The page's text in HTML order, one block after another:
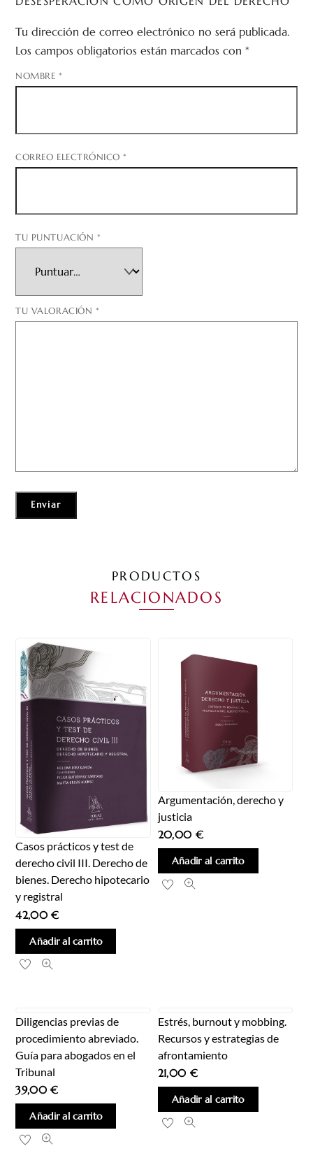
Tu dirección de correo electrónico no será publicada.
Los campos obligatorios están marcados con*
NOMBRE *
CORREO ELECTRÓNICO*
TU PUNTUACIÓN *
TU VALORACIÓN *
PRODUCTOS
RELACIONADOS
Casos prácticos y test de
derecho civil III. Derecho de
bienes. Derecho hipotecario
y registral
42,00€
Añadir al carrito
Argumentación, derecho y
justicia
20,00 €
Añadir al carrito
Diligencias previas de
procedimiento abreviado.
Guía para abogados en el
Tribunal
39,00€
Añadir al carrito
Estrés, burnout y mobbing.
Recursos y estrategias de
afrontamiento
21,00 €
Añadir al carrito